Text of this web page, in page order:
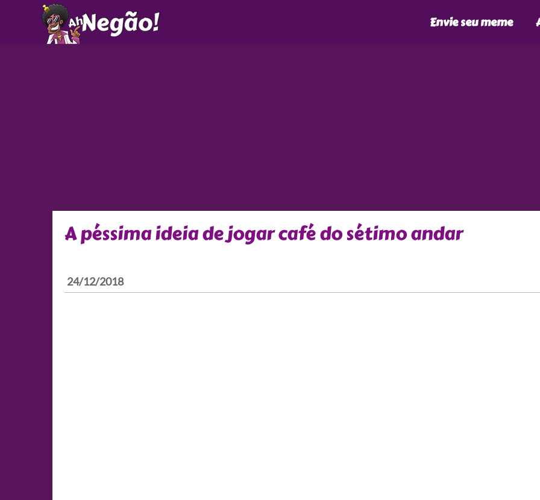
Envie seu meme
A péssima ideia de jogar café do sétimo andar
24/12/2018